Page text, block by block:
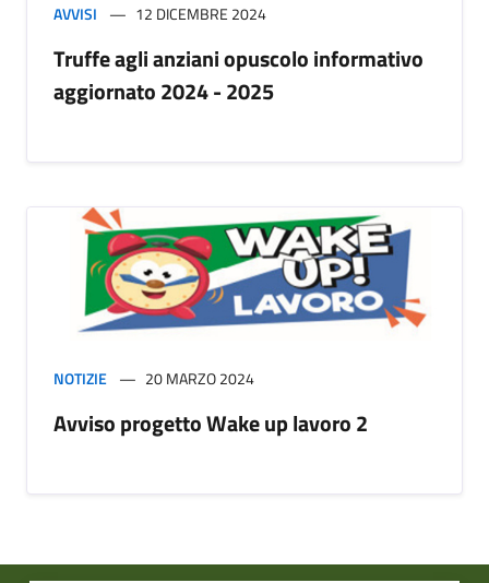
AVVISI 12 DICEMBRE 2024
Truffe agli anziani opuscolo informativo
aggiornato 2024 - 2025
NOTIZIE 20 MARZO 2024
Avviso progetto Wake up lavoro 2